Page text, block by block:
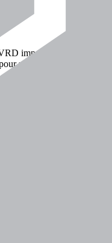
impeccable.
nivellement de